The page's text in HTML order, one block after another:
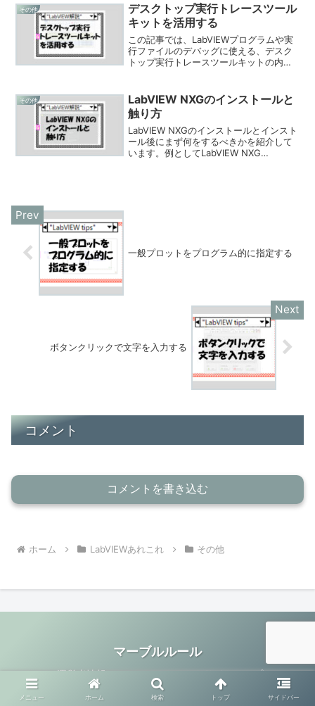
その他
デスクトップ実行トレースツール
キットを活用する
この記事では、LabVIEWプログラムや実
行ファイルのデバッグに使える、デスク
トップ実行トレースツールキットの内容
その他
LabVIEW NXGのインストールと
触り方
LabVIEW NXGのインストールとインスト
ール後にまず何をするべきかを紹介して
います。例としてLabVIEW NXG
一般プロットをプログラム的に指定する
ボタンクリックで文字を入力する
コメント
コメントを書き込む
ホーム LabVIEWあれこれ その他
マーブルルール
運営者情報
サイトマップ
プライバシーポリシー
メニュー ホーム 検索 トップ サイドバー